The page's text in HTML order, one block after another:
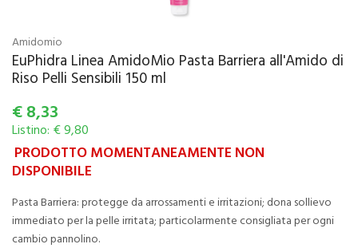
Amidomio
EuPhidra Linea AmidoMio Pasta Barriera all'Amido di
Riso Pelli Sensibili 150 ml
€8,33
Listino: € 9,80
PRODOTTO MOMENTANEAMENTE NON
DISPONIBILE
Pasta Barriera: protegge da arrossamenti e irritazioni; dona sollievo
immediato per la pelle irritata; particolarmente consigliata per ogni
cambio pannolino.